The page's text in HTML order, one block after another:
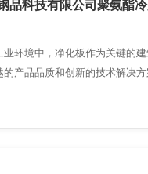
品科技有限公司聚氨酯
环境中，净化板作为关键的
产品品质和创新的技术解决方